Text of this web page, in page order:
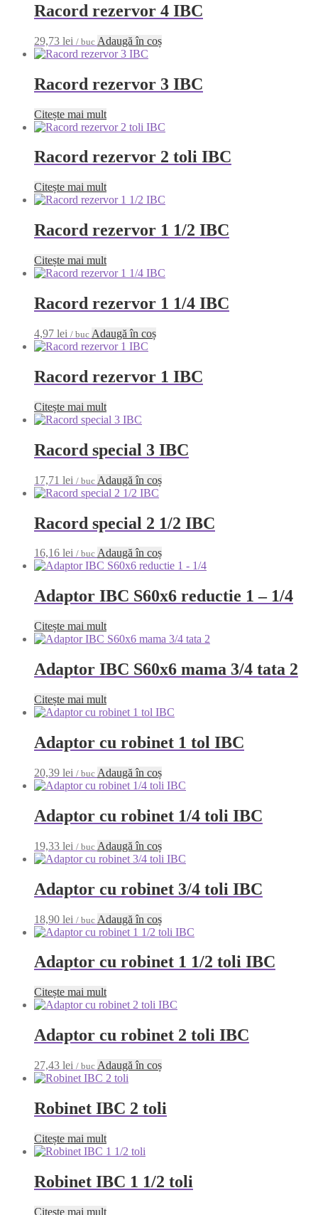
Racord rezervor 4 IBC
29,73 lei / buc Adaugă în coș
Racord rezervor 3 IBC
Citește mai mult
Racord rezervor 2 toli IBC
Citește mai mult
Racord rezervor 1 1/2 IBC
Citește mai mult
Racord rezervor 1 1/4 IBC
4,97 lei / buc Adaugă în coș
Racord rezervor 1 IBC
Citește mai mult
Racord special 3 IBC
17,71 lei / buc Adaugă în coș
Racord special 2 1/2 IBC
16,16 lei / buc Adaugă în coș
Adaptor IBC S60x6 reductie 1 – 1/4
Citește mai mult
Adaptor IBC S60x6 mama 3/4 tata 2
Citește mai mult
Adaptor cu robinet 1 tol IBC
20,39 lei / buc Adaugă în coș
Adaptor cu robinet 1/4 toli IBC
19,33 lei / buc Adaugă în coș
Adaptor cu robinet 3/4 toli IBC
18,90 lei / buc Adaugă în coș
Adaptor cu robinet 1 1/2 toli IBC
Citește mai mult
Adaptor cu robinet 2 toli IBC
27,43 lei / buc Adaugă în coș
Robinet IBC 2 toli
Citește mai mult
Robinet IBC 1 1/2 toli
Citește mai mult